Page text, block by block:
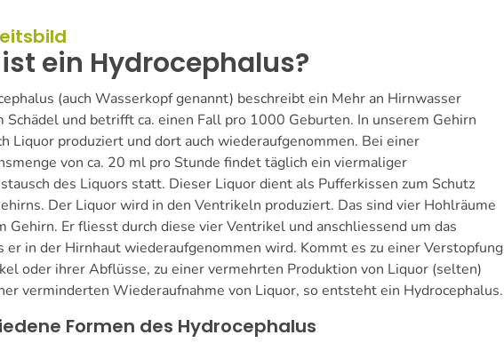
ein Hydrocephalus?
(auch Wasserkopf genannt) beschreibt ein Mehr an Hirnwasser
Schädel und betrifft ca. einen Fall pro 1000 Geburten. In unserem Gehirn
Liquor produziert und dort auch wiederaufgenommen. Bei einer
von ca. 20 ml pro Stunde findet täglich ein viermaliger
des Liquors statt. Dieser Liquor dient als Pufferkissen zum Schutz
Der Liquor wird in den Ventrikeln produziert. Das sind vier Hohlräume
Gehirn. Er fliesst durch diese vier Ventrikel und anschliessend um das
er in der Hirnhaut wiederaufgenommen wird. Kommt es zu einer Verstopfung
oder ihrer Abflüsse, zu einer vermehrten Produktion von Liquor (selten)
verminderten Wiederaufnahme von Liquor, so entsteht ein Hydrocephalus.
Formen des Hydrocephalus